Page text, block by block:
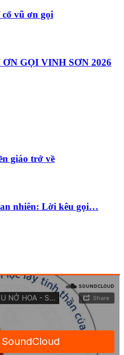
vũ ơn gọi
GỌI VINH SƠN 2026
giáo trở về
nhiên: Lời kêu gọi…